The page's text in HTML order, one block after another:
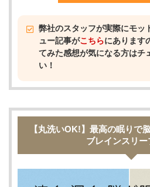
弊社のスタッフが実際にモッ
ュー記事がこちらにあります
てみた感想が気になる方はチ
い！
【丸洗いOK!】最高の眠りで
ブレインスリー